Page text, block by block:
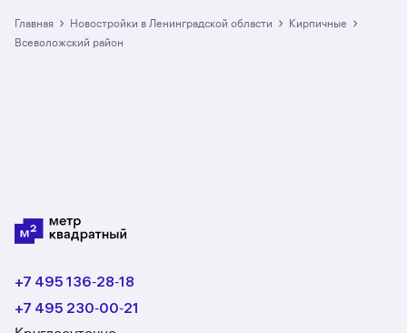
в разделе размещено 5 ЖК. Гарантия сделки:
вернём полную стоимость недвижимости, если
Главная › Новостройки в Ленинградской области › кирпичные ›
Всеволожский район
+7 495 136‑28‑18
+7 495 230‑00‑21